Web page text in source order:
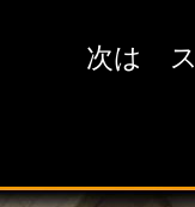
次は ス